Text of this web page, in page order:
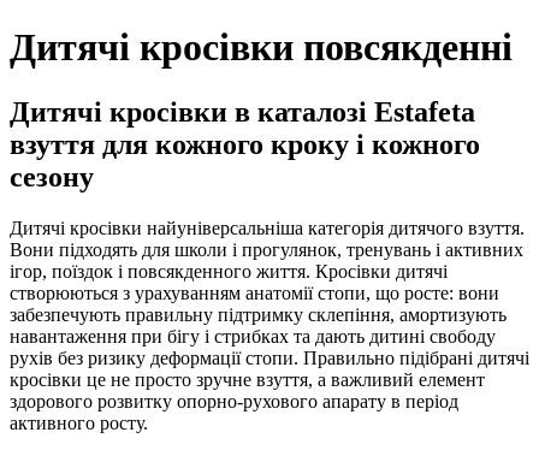
Дитячі кросівки повсякденні
Дитячі кросівки в каталозі Estafeta
взуття для кожного кроку і кожного
сезону
Дитячі кросівки найуніверсальніша категорія дитячого взуття.
Вони підходять для школи і прогулянок, тренувань і активних
ігор, поїздок і повсякденного життя. Кросівки дитячі
створюються з урахуванням анатомії стопи, що росте: вони
забезпечують правильну підтримку склепіння, амортизують
навантаження при бігу і стрибках та дають дитині свободу
рухів без ризику деформації стопи. Правильно підібрані дитячі
кросівки це не просто зручне взуття, а важливий елемент
здорового розвитку опорно-рухового апарату в період
активного росту.